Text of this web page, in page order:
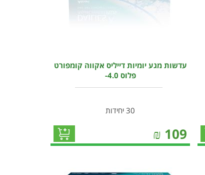
עדשות מגע יומיות דייליס אקווה קומפורט
פלוס 4.0-
30 יחידות
109
₪